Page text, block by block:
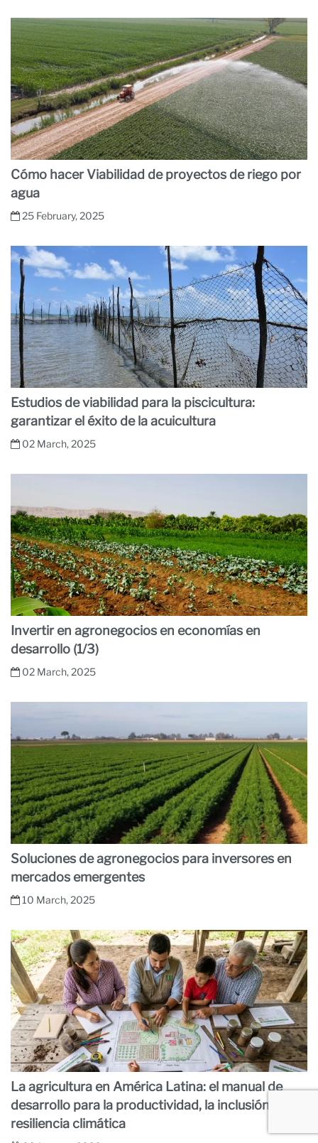
Cómo hacer Viabilidad de proyectos de riego por
agua
25 February, 2025
Estudios de viabilidad para la piscicultura:
garantizar el éxito de la acuicultura
02 March, 2025
Invertir en agronegocios en economías en
desarrollo (1/3)
02 March, 2025
Soluciones de agronegocios para inversores en
mercados emergentes
10 March, 2025
La agricultura en América Latina: el manual de
desarrollo para la productividad, la inclusión y la
resiliencia climática